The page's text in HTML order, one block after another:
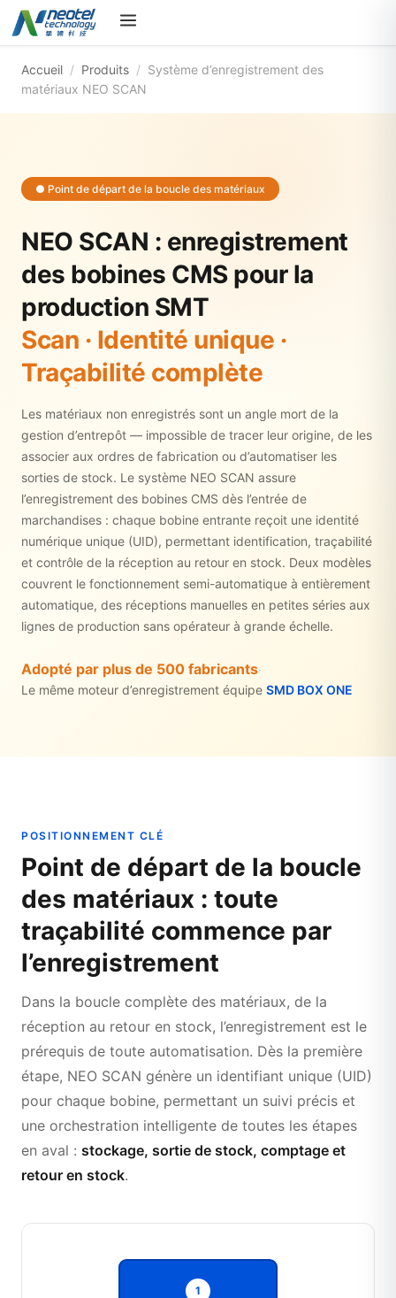
Accueil / Produits / Système d’enregistrement des
matériaux NEO SCAN
● Point de départ de la boucle des matériaux
NEO SCAN : enregistrement
des bobines CMS pour la
production SMT
Scan · Identité unique ·
Traçabilité complète
Les matériaux non enregistrés sont un angle mort de la
gestion d’entrepôt — impossible de tracer leur origine, de les
associer aux ordres de fabrication ou d’automatiser les
sorties de stock. Le système NEO SCAN assure
l’enregistrement des bobines CMS dès l’entrée de
marchandises : chaque bobine entrante reçoit une identité
numérique unique (UID), permettant identification, traçabilité
et contrôle de la réception au retour en stock. Deux modèles
couvrent le fonctionnement semi-automatique à entièrement
automatique, des réceptions manuelles en petites séries aux
lignes de production sans opérateur à grande échelle.
Adopté par plus de 500 fabricants·
Le même moteur d’enregistrement équipe SMD BOX ONE
POSITIONNEMENT CLÉ
Point de départ de la boucle
des matériaux : toute
traçabilité commence par
l’enregistrement
Dans la boucle complète des matériaux, de la
réception au retour en stock, l’enregistrement est le
prérequis de toute automatisation. Dès la première
étape, NEO SCAN génère un identifiant unique (UID)
pour chaque bobine, permettant un suivi précis et
une orchestration intelligente de toutes les étapes
en aval : stockage, sortie de stock, comptage et
retour en stock.
1